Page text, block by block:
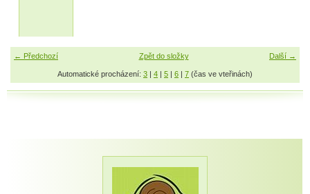
← Předchozí Další →
Zpět do složky
Automatické procházení: 3 | 4 | 5 | 6 | 7 (čas ve vteřinách)